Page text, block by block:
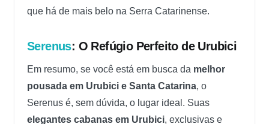
que há de mais belo na Serra Catarinense.
Serenus: O Refúgio Perfeito de Urubici
Em resumo, se você está em busca da melhor
pousada em Urubici e Santa Catarina, o
Serenus é, sem dúvida, o lugar ideal. Suas
elegantes cabanas em Urubici, exclusivas e